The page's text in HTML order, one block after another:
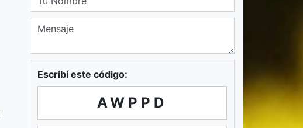
Escribí este código:
AWPPD